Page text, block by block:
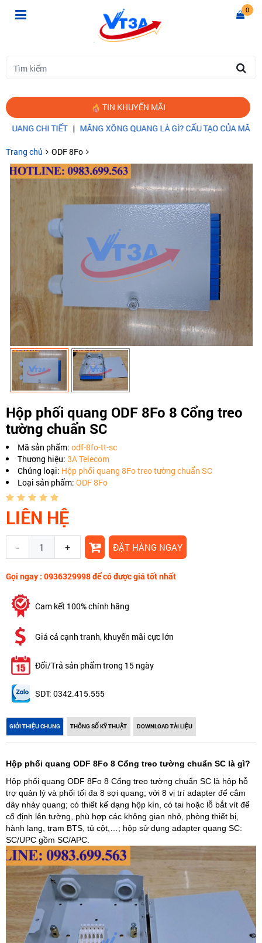
0
TIN KHUYẾN MÃI
CHI TIẾT|MĂNG XÔNG QUANG LÀ GÌ? CẤU TẠO CỦA MĂNG XÔNG
Trang chủ ODF 8Fo
Hộp phối quang ODF 8Fo 8 Cổng treo
tường chuẩn SC
Mã sản phẩm: odf-8fo-tt-sc
Thương hiệu: 3A Telecom
Chủng loại: Hộp phối quang 8Fo treo tường chuẩn SC
Loại sản phẩm: ODF 8Fo
LIÊN HỆ
- + ĐẶT HÀNG NGAY
Gọi ngay : 0936329998 để có được giá tốt nhất
Cam kết 100% chính hãng
Giá cả cạnh tranh, khuyến mãi cực lớn
Đổi/Trả sản phẩm trong 15 ngày
SDT: 0342.415.555
GIỚI THIỆU CHUNG THÔNG SỐ KỸ THUẬT DOWNLOAD TÀI LIỆU
Hộp phối quang ODF 8Fo 8 Cổng treo tường chuẩn SC là gì?
Hộp phối quang ODF 8Fo 8 Cổng treo tường chuẩn SC là hộp hỗ
trợ quản lý và phối tối đa 8 sợi quang; với 8 vị trí adapter để cắm
dây nhảy quang; có thiết kế dạng hộp kín, có tai hoặc lỗ bắt vít để
cố định lên tường, phù hợp các không gian nhỏ, phòng thiết bị,
hành lang, trạm BTS, tủ cột,…; hộp sử dụng adapter quang SC:
SC/UPC gồm SC/APC.